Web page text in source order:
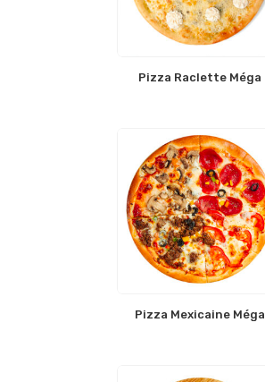
Pizza Raclette Méga
Pizza Mexicaine Méga